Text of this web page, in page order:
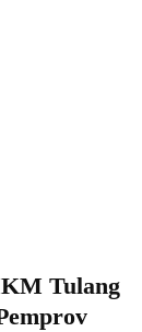
Tulang